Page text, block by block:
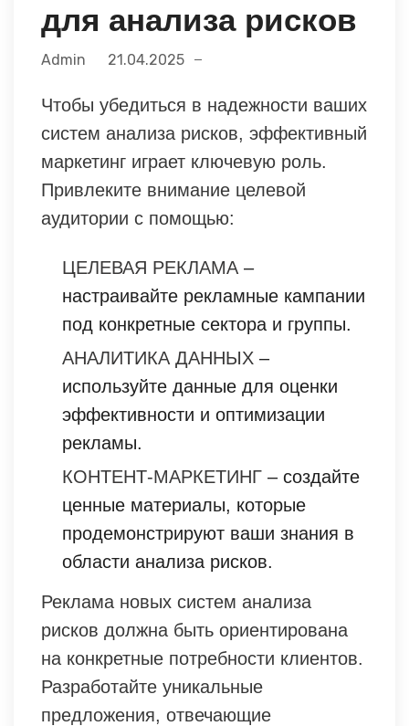
для анализа рисков
Admin 21.04.2025
Чтобы убедиться в надежности ваших
систем анализа рисков, эффективный
маркетинг играет ключевую роль.
Привлеките внимание целевой
аудитории с помощью:
ЦЕЛЕВАЯ РЕКЛАМА –
настраивайте рекламные кампании
под конкретные сектора и группы.
АНАЛИТИКА ДАННЫХ –
используйте данные для оценки
эффективности и оптимизации
рекламы.
КОНТЕНТ-МАРКЕТИНГ – создайте
ценные материалы, которые
продемонстрируют ваши знания в
области анализа рисков.
Реклама новых систем анализа
рисков должна быть ориентирована
на конкретные потребности клиентов.
Разработайте уникальные
предложения, отвечающие